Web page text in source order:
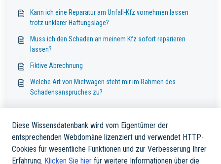
Kann ich eine Reparatur am Unfall-Kfz vornehmen lassen
trotz unklarer Haftungslage?
Muss ich den Schaden an meinem Kfz sofort reparieren
lassen?
Fiktive Abrechnung
Welche Art von Mietwagen steht mir im Rahmen des
Schadensanspruches zu?
Diese Wissensdatenbank wird vom Eigentümer der
entsprechenden Webdomäne lizenziert und verwendet HTTP-
Cookies für wesentliche Funktionen und zur Verbesserung Ihrer
Erfahrung. Klicken Sie hier für weitere Informationen über die